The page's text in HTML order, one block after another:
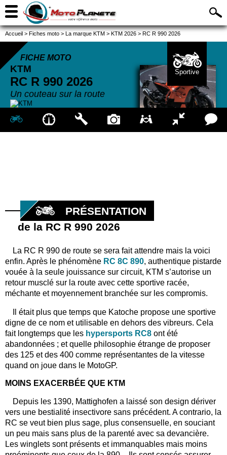
Accueil > Fiches moto > La marque KTM > KTM 2026 > RC R 990 2026
FICHE MOTO
KTM
RC R 990 2026
Un couteau sur la route
Sportive
PRÉSENTATION
de la RC R 990 2026
La RC R 990 de route se sera fait attendre mais la voici
enfin. Après le phénomène RC 8C 890, authentique pistarde
vouée à la seule jouissance sur circuit, KTM s’autorise un
retour musclé sur la route avec cette sportive racée,
méchante et moyennement branchée sur les compromis.
Il était plus que temps que Katoche propose une sportive
digne de ce nom et utilisable en dehors des vibreurs. Cela
fait longtemps que les hypersports RC8 ont été
abandonnées ; et quelle philosophie étrange de proposer
des 125 et des 400 comme représentantes de la vitesse
quand on joue dans le MotoGP.
MOINS EXACERBÉE QUE KTM
Depuis les 1390, Mattighofen a laissé son design dériver
vers une bestialité insectivore sans précédent. A contrario, la
RC se veut bien plus sage, plus consensuelle, en souciant
un peu mais sans plus de la parenté avec sa devancière.
Les winglets sont présents et immanquables mais moins